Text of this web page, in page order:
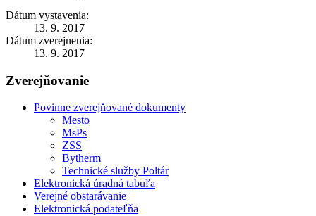
Dátum vystavenia:
13. 9. 2017
Dátum zverejnenia:
13. 9. 2017
Zverejňovanie
Povinne zverejňované dokumenty
Mesto
MsPs
ZSS
Bytherm
Technické služby Poltár
Elektronická úradná tabuľa
Verejné obstarávanie
Elektronická podateľňa